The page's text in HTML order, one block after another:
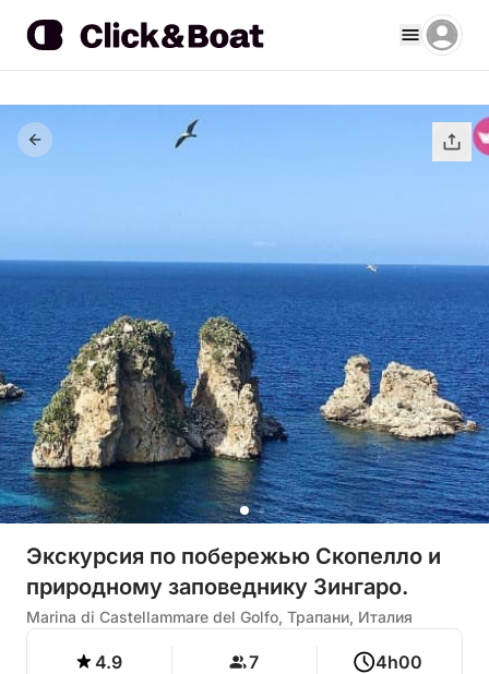
Экскурсия по побережью Скопелло и
природному заповеднику Зингаро.
Marina di Castellammare del Golfo, Трапани, Италия
4.9 7 4h00